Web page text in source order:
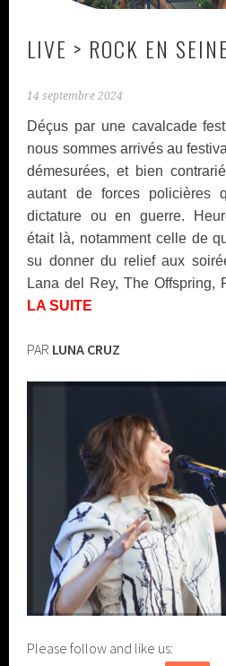
LIVE > ROCK EN
14 septembre 2024
Déçus par une cavalcade
nous sommes arrivés au
démesurées, et bien
autant de forces policières
dictature ou en guerre.
était là, notamment celle de
su donner du relief aux
Lana del Rey, The Offspring,
LA SUITE
PAR LUNA CRUZ
Please follow and like us: